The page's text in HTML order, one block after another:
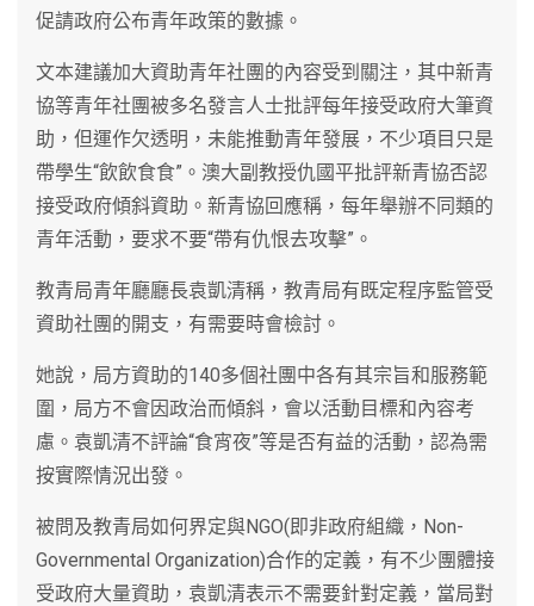
促請政府公布青年政策的數據。
文本建議加大資助青年社團的內容受到關注，其中新青
協等青年社團被多名發言人士批評每年接受政府大筆資
助，但運作欠透明，未能推動青年發展，不少項目只是
帶學生“飲飲食食”。澳大副教授仇國平批評新青協否認
接受政府傾斜資助。新青協回應稱，每年舉辦不同類的
青年活動，要求不要“帶有仇恨去攻擊”。
教青局青年廳廳長袁凱清稱，教青局有既定程序監管受
資助社團的開支，有需要時會檢討。
她說，局方資助的140多個社團中各有其宗旨和服務範
圍，局方不會因政治而傾斜，會以活動目標和內容考
慮。袁凱清不評論“食宵夜”等是否有益的活動，認為需
按實際情況出發。
被問及教青局如何界定與NGO(即非政府組織，Non-
Governmental Organization)合作的定義，有不少團體接
受政府大量資助，袁凱清表示不需要針對定義，當局對